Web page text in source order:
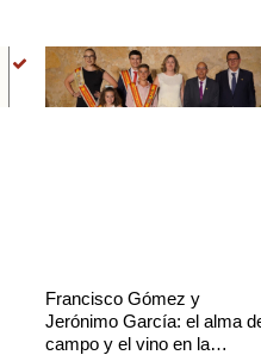
Francisco Gómez y
Jerónimo García: el alma
campo y el vino en la